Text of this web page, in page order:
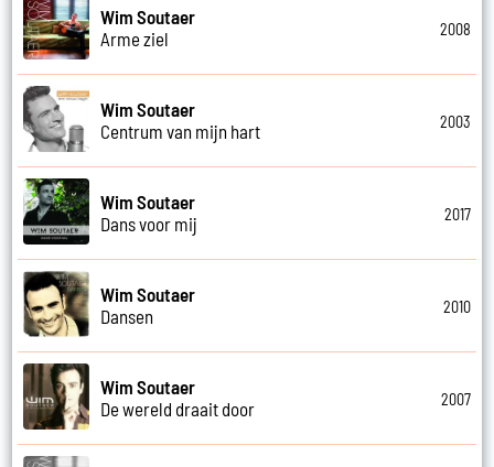
Wim Soutaer
Arme ziel
2008
Wim Soutaer
Centrum van mijn hart
2003
Wim Soutaer
Dans voor mij
2017
Wim Soutaer
Dansen
2010
Wim Soutaer
De wereld draait door
2007